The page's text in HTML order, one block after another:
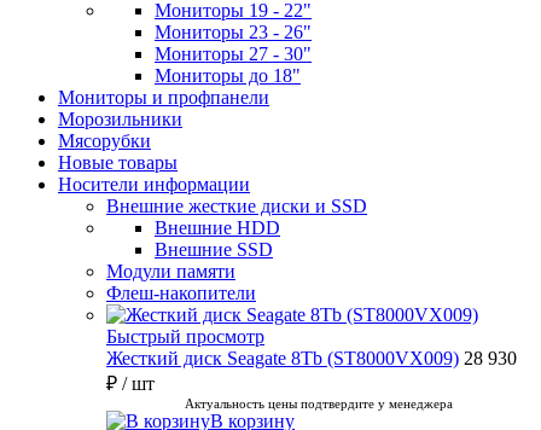
Мониторы 19 - 22"
Мониторы 23 - 26"
Мониторы 27 - 30"
Мониторы до 18"
Мониторы и профпанели
Морозильники
Мясорубки
Новые товары
Носители информации
Внешние жесткие диски и SSD
Внешние HDD
Внешние SSD
Модули памяти
Флеш-накопители
Быстрый просмотр
Жесткий диск Seagate 8Tb (ST8000VX009) 28 930
₽ / шт
Актуальность цены подтвердите у менеджера
В корзину